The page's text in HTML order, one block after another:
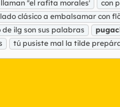
llaman ''el rafita morales' con
clásico a embalsamar con
ilg son sus palabras
tú pusiste mal la tilde